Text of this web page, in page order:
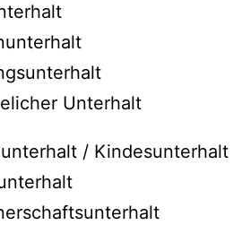
Unterhalt
/ Kindesunterhalt